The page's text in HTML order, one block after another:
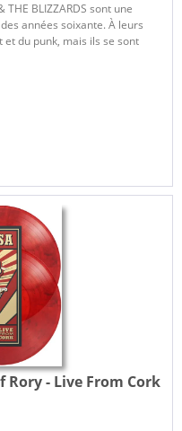
BLIZZARDS sont une
années soixante. À leurs
du punk, mais ils se sont
Rory - Live From Cork